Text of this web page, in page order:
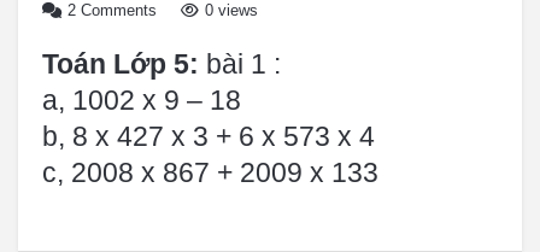
2 Comments
0 views
Toán Lớp 5: bài 1 :
a, 1002 x 9 – 18
b, 8 x 427 x 3 + 6 x 573 x 4
c, 2008 x 867 + 2009 x 133